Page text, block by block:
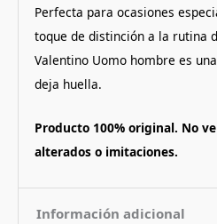
Perfecta para ocasiones
toque de distinción a la rutina
Valentino Uomo hombre es
deja huella.
Producto 100% original. No
alterados o imitaciones.
Información adicional